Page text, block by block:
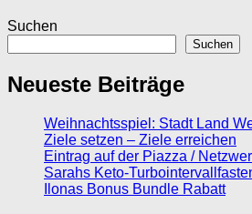
Suchen
Suchen
Neueste Beiträge
Weihnachtsspiel: Stadt Land
Ziele setzen – Ziele erreichen
Eintrag auf der Piazza /
Sarahs Keto-
Ilonas Bonus Bundle Rabatt